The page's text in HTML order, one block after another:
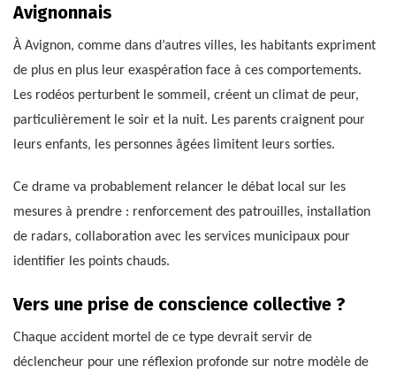
Avignonnais
À Avignon, comme dans d’autres villes, les habitants expriment
de plus en plus leur exaspération face à ces comportements.
Les rodéos perturbent le sommeil, créent un climat de peur,
particulièrement le soir et la nuit. Les parents craignent pour
leurs enfants, les personnes âgées limitent leurs sorties.
Ce drame va probablement relancer le débat local sur les
mesures à prendre : renforcement des patrouilles, installation
de radars, collaboration avec les services municipaux pour
identifier les points chauds.
Vers une prise de conscience collective ?
Chaque accident mortel de ce type devrait servir de
déclencheur pour une réflexion profonde sur notre modèle de